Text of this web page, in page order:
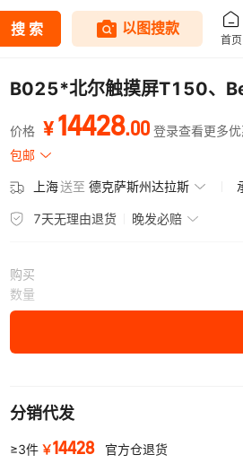
B025*北尔触摸屏T150、
价格 ¥14428.00 登录查看更多优
包邮
上海送至 德克萨斯州达拉斯
7天无理由退货 晚发必赔
购买
数量
分销代发
≥3件 ￥14428 官方仓退货